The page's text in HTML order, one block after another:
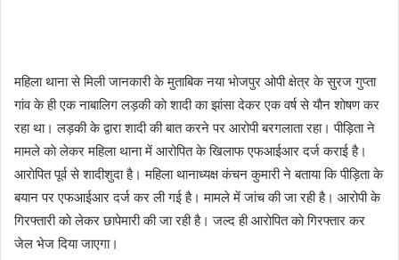
महिला थाना से मिली जानकारी के मुताबिक नया भाेजपुर ओपी क्षेत्र के सुरज गुप्ता
गांव के ही एक नाबालिग लड़की काे शादी का झांसा देकर एक वर्ष से याैन शाेषण कर
रहा था। लड़की के द्वारा शादी की बात करने पर आरोपी बरगलाता रहा। पीड़िता ने
मामले काे लेकर महिला थाना में आरोपित के खिलाफ एफआईआर दर्ज कराई है।
आराेपित पूर्व से शादीशुदा है। महिला थानाध्यक्ष कंचन कुमारी ने बताया कि पीड़िता के
बयान पर एफआईआर दर्ज कर ली गई है। मामले में जांच की जा रही है। आरोपी के
गिरफ्तारी काे लेकर छापेमारी की जा रही है। जल्द ही आराेपित काे गिरफ्तार कर
जेल भेज दिया जाएगा।